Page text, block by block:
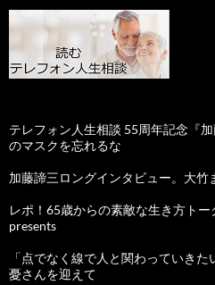
テレフォン人生相談 55周年記念『
のマスクを忘れるな
加藤諦三ロングインタビュー。大竹
レポ！65歳からの素敵な生き方ト
presents
「点でなく線で人と関わっていき
憂さんを迎えて